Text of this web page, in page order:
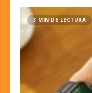
3 MIN DE LECTURA